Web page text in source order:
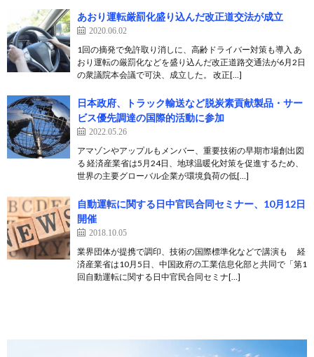
あおり運転厳罰化盛り込んだ改正道交法が成立
2020.06.02
1回の摘発で免許取り消しに、高齢ドライバー対策も導入 あ
おり運転の厳罰化などを盛り込んだ改正道路交通法が6月2日
の衆議院本会議で可決、成立した。 改正[…]
日本政府、トラック輸送など脱炭素貢献製品・サー
ビス優先調達の国際的活動に参加
2022.05.26
アマゾンやアップルもメンバー、重要技術の早期市場創出図
る 経済産業省は5月24日、地球温暖化対策を促進するため、
世界の主要グローバル企業が環境負荷の低[…]
自動運転に関する日中官民合同セミナー、10月12日
開催
2018.10.05
業界団体が提携で調印、技術の国際標準化などで講演も 経
済産業省は10月5日、中国政府の工業信息化部と共同で「第1
回自動運転に関する日中官民合同セミナ[…]